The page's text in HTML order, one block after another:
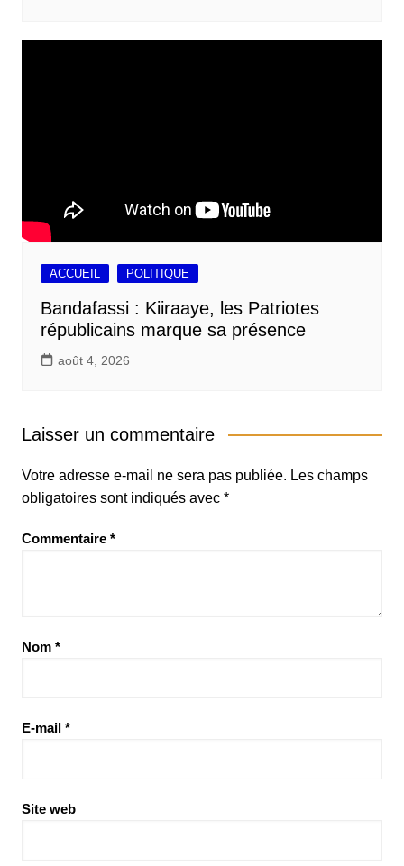
ACCUEIL POLITIQUE
Bandafassi : Kiiraaye, les Patriotes
républicains marque sa présence
août 4, 2026
Laisser un commentaire
Votre adresse e-mail ne sera pas publiée. Les champs
obligatoires sont indiqués avec *
Commentaire *
Nom *
E-mail *
Site web